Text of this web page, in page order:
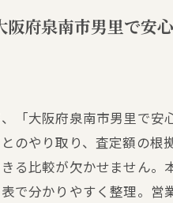
府泉南市男里で安
「大阪府泉南市男里で
のやり取り、査定額の
る比較が欠かせません
で分かりやすく整理。